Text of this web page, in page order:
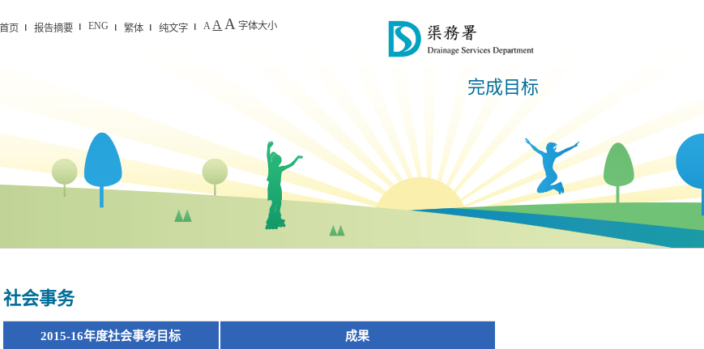
首页 报告摘要 ENG 繁体 纯文字 A A A 字体大小
完成目标
社会事务
2015-16年度社会事务目标 成果